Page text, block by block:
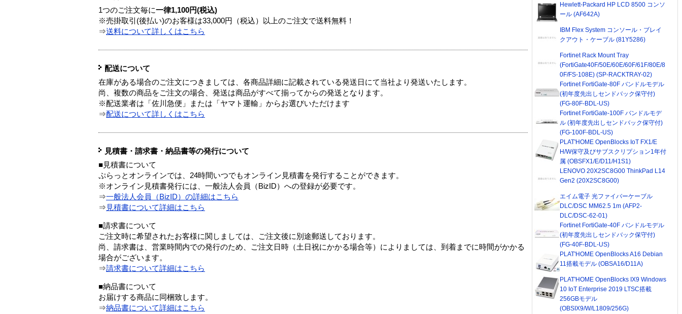
1つのご注文毎に一律1,100円(税込)
※売掛取引(後払い)のお客様は33,000円（税込）以上のご注文で送料無料！
⇒送料について詳しくはこちら
配送について
在庫がある場合のご注文につきましては、各商品詳細に記載されている発送日にて当社より発送いたします。
尚、複数の商品をご注文の場合、発送は商品がすべて揃ってからの発送となります。
※配送業者は「佐川急便」または「ヤマト運輸」からお選びいただけます
⇒配送について詳しくはこちら
見積書・請求書・納品書等の発行について
■見積書について
ぷらっとオンラインでは、24時間いつでもオンライン見積書を発行することができます。
※オンライン見積書発行には、一般法人会員（BizID）への登録が必要です。
⇒一般法人会員（BizID）の詳細はこちら
⇒ 見積書について詳細はこちら
■請求書について
ご注文時に希望されたお客様に関しましては、ご注文後に別途郵送しております。
尚、請求書は、営業時間内での発行のため、ご注文日時（土日祝にかかる場合等）によりましては、到着までに時間がかかる
場合がございます。
⇒請求書について詳細はこちら
■納品書について
お届けする商品に同梱致します。
⇒納品書について詳細はこちら
Hewlett-Packard HP LCD 8500 コンソ
ール (AF642A)
IBM Flex System コンソール・ブレイ
クアウト・ケーブル (81Y5286)
Fortinet Rack Mount Tray
(FortiGate40F/50E/60E/60F/61F/80E/8
0F/FS-108E) (SP-RACKTRAY-02)
Fortinet FortiGate-80F バンドルモデル
(初年度先出しセンドバック保守付)
(FG-80F-BDL-US)
Fortinet FortiGate-100F バンドルモデ
ル (初年度先出しセンドバック保守付)
(FG-100F-BDL-US)
PLAT'HOME OpenBlocks IoT FX1/E
H/W保守及びサブスクリプション1年付
属 (OBSFX1/E/D11/H1S1)
LENOVO 20X2SC8G00 ThinkPad L14
Gen2 (20X2SC8G00)
エイム電子 光ファイバーケーブル
DLC/DSC MM62.5 1m (AFP2-
DLC/DSC-62-01)
Fortinet FortiGate-40F バンドルモデル
(初年度先出しセンドバック保守付)
(FG-40F-BDL-US)
PLAT'HOME OpenBlocks A16 Debian
11搭載モデル (OBSA16/D11A)
PLAT'HOME OpenBlocks IX9 Windows
10 IoT Enterprise 2019 LTSC搭載
256GBモデル
(OBSIX9/W/L1809/256G)